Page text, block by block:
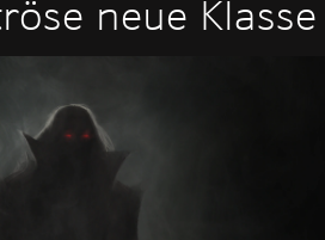
neue Klasse